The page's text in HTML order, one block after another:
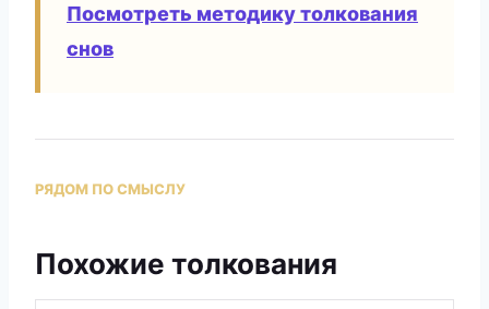
Посмотреть методику толкования
снов
РЯДОМ ПО СМЫСЛУ
Похожие толкования